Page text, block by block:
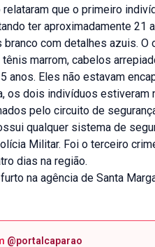
que o primeiro
ter aproximadamente 21
com detalhes azuis. O
marrom, cabelos
anos. Eles não estavam
os dois indivíduos estiveram
pelo circuito de
qualquer sistema de
Militar. Foi o terceiro
dias na região.
na agência de Santa
@portalcaparao